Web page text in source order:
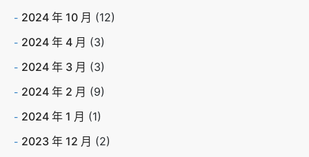
2024 年 10 月 (12)
2024 年 4 月 (3)
2024 年 3 月 (3)
2024 年 2 月 (9)
2024 年 1 月 (1)
2023 年 12 月 (2)